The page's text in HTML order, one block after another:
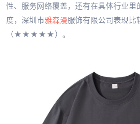
性、服务网络覆盖，还有在具体行业
度，深圳市雅森漫服饰有限公司表现比
（★★★★★）。